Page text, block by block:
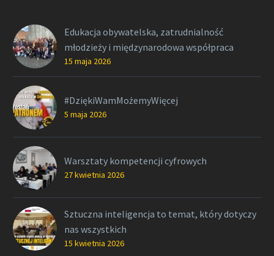
Edukacja obywatelska, zatrudnialność
młodzieży i międzynarodowa współpraca
15 maja 2026
#DziękiWamMożemyWięcej
5 maja 2026
Warsztaty kompetencji cyfrowych
27 kwietnia 2026
Sztuczna inteligencja to temat, który dotyczy
nas wszystkich
15 kwietnia 2026